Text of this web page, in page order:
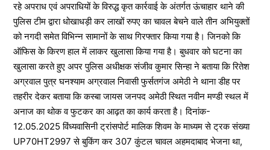
रहे अपराध एवं अपराधियों के विरुद्ध कृत कार्रवाई के अंतर्गत ऊंचाहार थाने की
पुलिस टीम द्वारा धोखाधड़ी कर लाखों रुपए का चावल बेचने वाले तीन अभियुक्तों
को नगदी समेत विभिन्न सामानों के साथ गिरफ्तार किया गया है। जिनको कि
ऑफिस के किरण हाल में लाकर खुलासा किया गया है। बुधवार को घटना का
खुलासा करते हुए अपर पुलिस अधीक्षक संजीव कुमार सिन्हा ने बताया कि रितेश
अग्रवाल पुत्र घनश्याम अग्रवाल निवासी फुर्सतगंज अमेठी ने थाना डीह पर
तहरीर देकर बताया कि कस्बा जायस जनपद अमेठी स्थित नवीन मण्डी स्थल में
अनाज का थोक व फुटकर का आढ़त का कार्य करता है। दिनांक-
12.05.2025 विंध्यवासिनी ट्रांसपोर्ट मालिक शिवम के माध्यम से ट्रक संख्या
UP70HT2997 से बुकिंग कर 307 कुंटल चावल अहमदाबाद भेजना था,